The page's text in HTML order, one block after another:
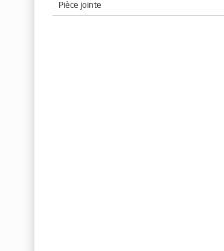
Pièce jointe